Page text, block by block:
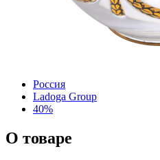
Россия
Ladoga Group
40%
О товаре